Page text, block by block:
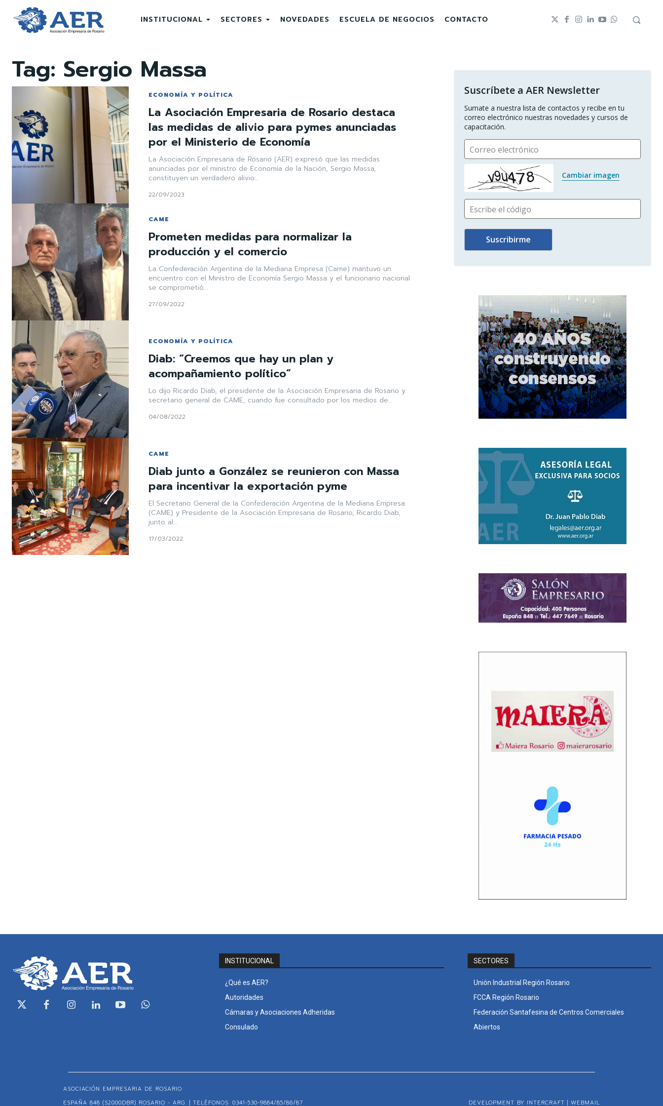
INSTITUCIONAL SECTORES NOVEDADES ESCUELA DE NEGOCIOS CONTACTO
Tag: Sergio Massa
ECONOMÍA Y POLÍTICA
La Asociación Empresaria de Rosario destaca
las medidas de alivio para pymes anunciadas
por el Ministerio de Economía
La Asociación Empresaria de Rosario (AER) expresó que las medidas
anunciadas por el ministro de Economía de la Nación, Sergio Massa,
constituyen un verdadero alivio...
22/09/2023
CAME
Prometen medidas para normalizar la
producción y el comercio
La Confederación Argentina de la Mediana Empresa (Came) mantuvo un
encuentro con el Ministro de Economía Sergio Massa y el funcionario nacional
se comprometió...
27/09/2022
ECONOMÍA Y POLÍTICA
Diab: “Creemos que hay un plan y
acompañamiento político”
Lo dijo Ricardo Diab, el presidente de la Asociación Empresaria de Rosario y
secretario general de CAME, cuando fue consultado por los medios de...
04/08/2022
CAME
Diab junto a González se reunieron con Massa
para incentivar la exportación pyme
El Secretario General de la Confederación Argentina de la Mediana Empresa
(CAME) y Presidente de la Asociación Empresaria de Rosario, Ricardo Diab,
junto al...
17/03/2022
Suscríbete a AER Newsletter
Sumate a nuestra lista de contactos y recibe en tu
correo electrónico nuestras novedades y cursos de
capacitación.
Correo electrónico
Cambiar imagen
Escribe el código
INSTITUCIONAL
¿Qué es AER?
Autoridades
Cámaras y Asociaciones Adheridas
Consulado
SECTORES
Unión Industrial Región Rosario
FCCA Región Rosario
Federación Santafesina de Centros Comerciales
Abiertos
ASOCIACIÓN EMPRESARIA DE ROSARIO
ESPAÑA 848 (S2000DBR) ROSARIO - ARG. | TELÉFONOS: 0341-530-9884/85/86/87
DEVELOPMENT BY INTERCRAFT | WEBMAIL